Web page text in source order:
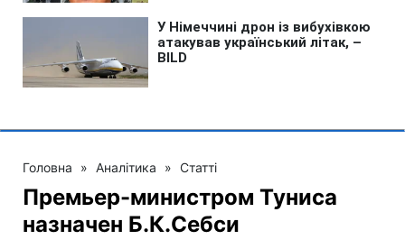
Головна » Аналітика » Статті
Премьер-министром Туниса
назначен Б.К.Себси